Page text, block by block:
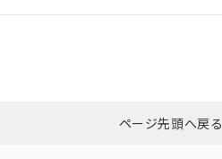
ダウンロードはこちらページ先頭へ戻る